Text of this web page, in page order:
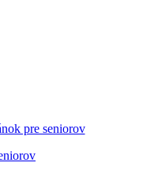
pre seniorov